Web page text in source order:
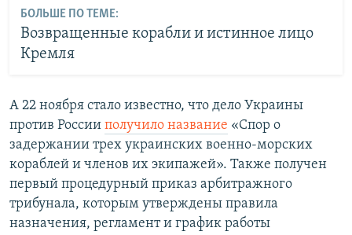
БОЛЬШЕ ПО ТЕМЕ:
Возвращенные корабли и истинное лицо
Кремля
А 22 ноября стало известно, что дело Украины
против России получило название «Спор о
задержании трех украинских военно-морских
кораблей и членов их экипажей». Также получен
первый процедурный приказ арбитражного
трибунала, которым утверждены правила
назначения, регламент и график работы